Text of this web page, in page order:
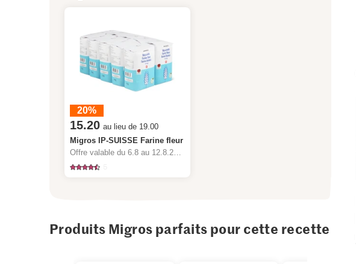
20%
15.20 au lieu de 19.00
Migros IP-SUISSE Farine fleur
Offre valable du 6.8 au 12.8.2026, jusqu’à épuisement du stock.
Produits Migros parfaits pour cette recette